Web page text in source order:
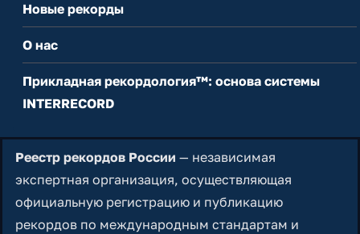
Новые рекорды
О нас
Прикладная рекордология™: основа системы
INTERRECORD
Реестр рекордов России — независимая
экспертная организация, осуществляющая
официальную регистрацию и публикацию
рекордов по международным стандартам и